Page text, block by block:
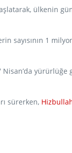
ülkenin
1 milyonu
sürerken,